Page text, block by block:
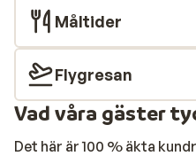
Måltider
Flygresan
Vad våra gäster
Det här är 100 % äkta